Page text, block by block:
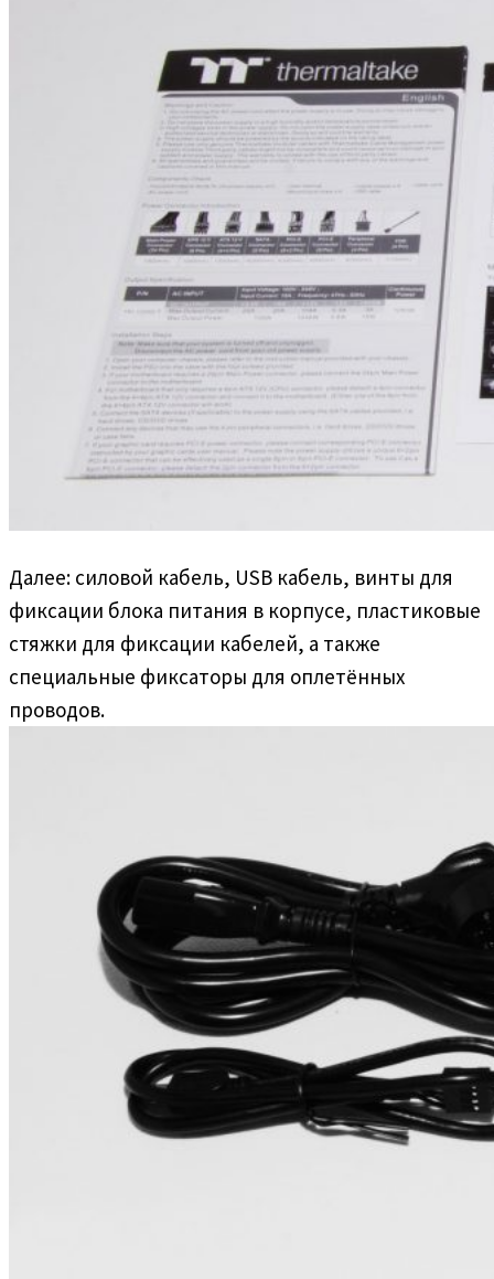
Далее: силовой кабель, USB кабель, винты для
фиксации блока питания в корпусе, пластиковые
стяжки для фиксации кабелей, а также
специальные фиксаторы для оплетённых
проводов.